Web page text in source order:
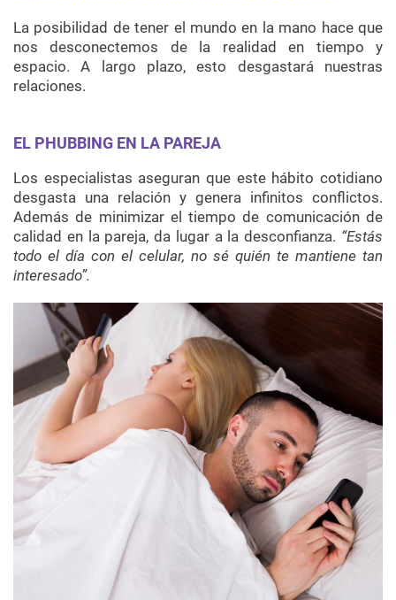
La posibilidad de tener el mundo en la mano hace que
nos desconectemos de la realidad en tiempo y
espacio. A largo plazo, esto desgastará nuestras
relaciones.
EL PHUBBING EN LA PAREJA
Los especialistas aseguran que este hábito cotidiano
desgasta una relación y genera infinitos conflictos.
Además de minimizar el tiempo de comunicación de
calidad en la pareja, da lugar a la desconfianza. “Estás
todo el día con el celular, no sé quién te mantiene tan
interesado”.